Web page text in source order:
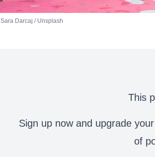
Sara Darcaj / Unsplash
This
Sign up now and upgrade
of